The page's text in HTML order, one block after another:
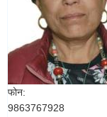
फोन:
9863767928